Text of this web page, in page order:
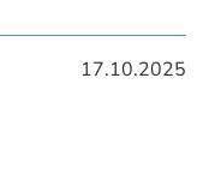
17.10.2025